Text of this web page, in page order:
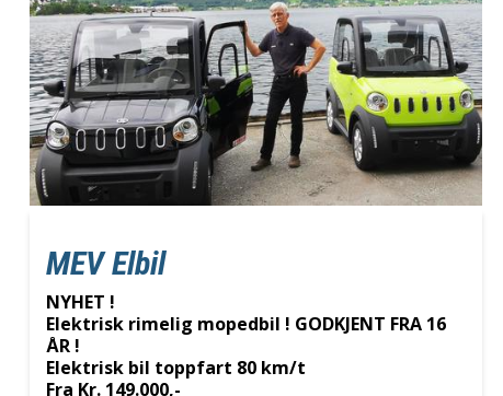
MEV Elbil
NYHET !
Elektrisk rimelig mopedbil ! GODKJENT FRA 16
ÅR !
Elektrisk bil toppfart 80 km/t
Fra Kr. 149.000,-